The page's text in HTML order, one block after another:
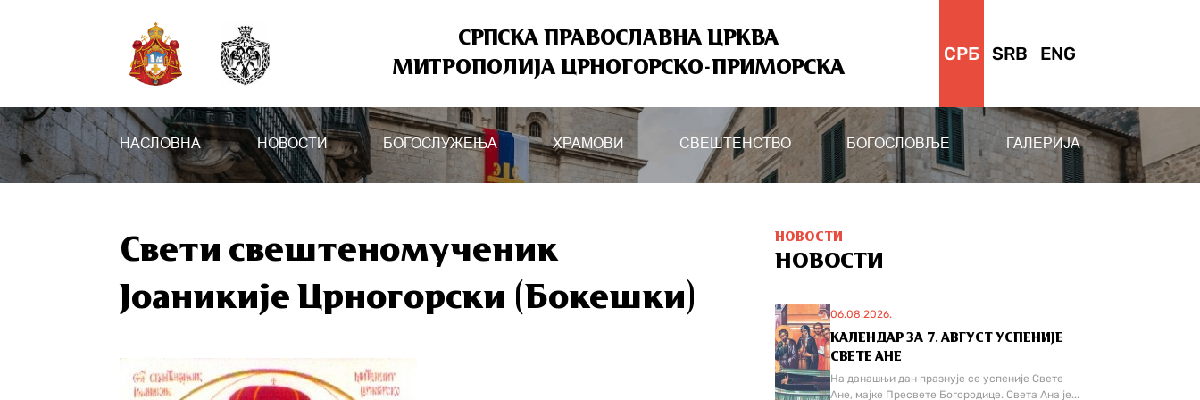
СРПСКА ПРАВОСЛАВНА ЦРКВА
МИТРОПОЛИЈА ЦРНОГОРСКО-ПРИМОРСКА
СРБ SRB ENG
НАСЛОВНА НОВОСТИ БОГОСЛУЖЕЊА ХРАМОВИ СВЕШТЕНСТВО БОГОСЛОВЉЕ ГАЛЕРИЈА
Свети свештеномученик
Јоаникије Црногорски (Бокешки)
НОВОСТИ
НОВОСТИ
06.08.2026.
КАЛЕНДАР ЗА 7. АВГУСТ УСПЕНИЈЕ
СВЕТЕ АНЕ
На данашњи дан празнује се успеније Свете
Ане, мајке Пресвете Богородице. Света Ана је...